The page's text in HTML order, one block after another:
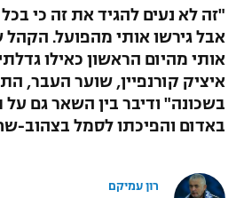
לוח שידורים
ברחבה
הפועל חיפה
הפועל באר שבע
מכבי נתניה
ליגה טורקית
ליגה ברזילאית
ליגות נוספות
ג'ודו
אגרוף
ספורט אולימפי
היאבקות WWE
"זה לא נעים להגיד את זה כי
אבל גירשו אותי מהפועל.
אותי מהיום הראשון כאילו
איציק קורנפיין, שוער העבר,
בשכונה" ודיבר בין השאר גם
באדום והפיכתו לסמל בצהוב-
רון עמיקם